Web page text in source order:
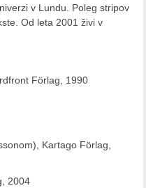
v Lundu. Poleg stripov
Od leta 2001 živi v
Förlag, 1990
Kartago Förlag,
2004